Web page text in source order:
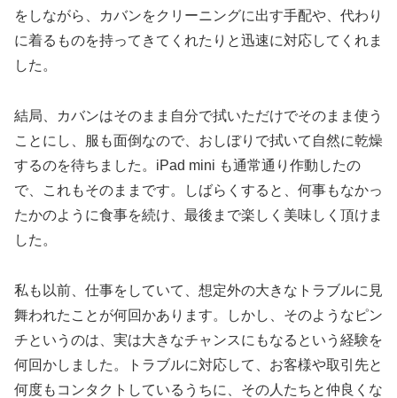
をしながら、カバンをクリーニングに出す手配や、代わり
に着るものを持ってきてくれたりと迅速に対応してくれま
した。
結局、カバンはそのまま自分で拭いただけでそのまま使う
ことにし、服も面倒なので、おしぼりで拭いて自然に乾燥
するのを待ちました。iPad mini も通常通り作動したの
で、これもそのままです。しばらくすると、何事もなかっ
たかのように食事を続け、最後まで楽しく美味しく頂けま
した。
私も以前、仕事をしていて、想定外の大きなトラブルに見
舞われたことが何回かあります。しかし、そのようなピン
チというのは、実は大きなチャンスにもなるという経験を
何回かしました。トラブルに対応して、お客様や取引先と
何度もコンタクトしているうちに、その人たちと仲良くな